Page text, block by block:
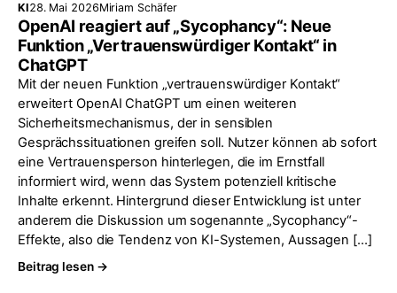
KI28. Mai 2026Miriam Schäfer
OpenAI reagiert auf „Sycophancy“: Neue
Funktion „Vertrauenswürdiger Kontakt“ in
ChatGPT
Mit der neuen Funktion „vertrauenswürdiger Kontakt“
erweitert OpenAI ChatGPT um einen weiteren
Sicherheitsmechanismus, der in sensiblen
Gesprächssituationen greifen soll. Nutzer können ab sofort
eine Vertrauensperson hinterlegen, die im Ernstfall
informiert wird, wenn das System potenziell kritische
Inhalte erkennt. Hintergrund dieser Entwicklung ist unter
anderem die Diskussion um sogenannte „Sycophancy“-
Effekte, also die Tendenz von KI-Systemen, Aussagen […]
Beitrag lesen →